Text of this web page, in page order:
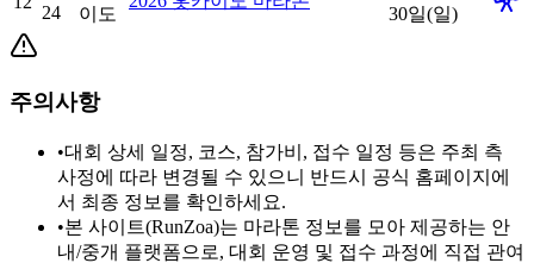
24
이도
30일(일)
주의사항
•대회 상세 일정, 코스, 참가비, 접수 일정 등은 주최 측
사정에 따라 변경될 수 있으니 반드시 공식 홈페이지에
서 최종 정보를 확인하세요.
•본 사이트(RunZoa)는 마라톤 정보를 모아 제공하는 안
내/중개 플랫폼으로, 대회 운영 및 접수 과정에 직접 관여